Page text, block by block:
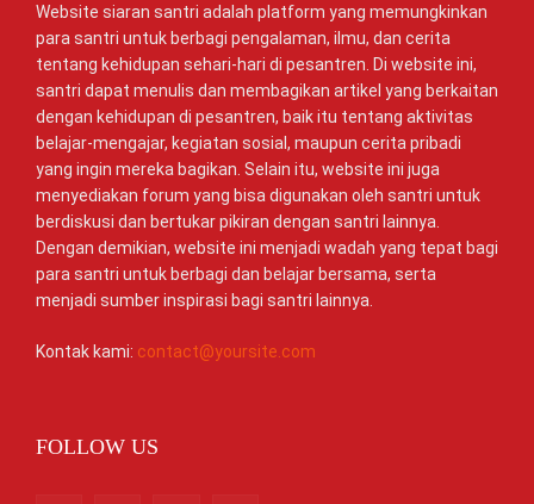
Website siaran santri adalah platform yang memungkinkan
para santri untuk berbagi pengalaman, ilmu, dan cerita
tentang kehidupan sehari-hari di pesantren. Di website ini,
santri dapat menulis dan membagikan artikel yang berkaitan
dengan kehidupan di pesantren, baik itu tentang aktivitas
belajar-mengajar, kegiatan sosial, maupun cerita pribadi
yang ingin mereka bagikan. Selain itu, website ini juga
menyediakan forum yang bisa digunakan oleh santri untuk
berdiskusi dan bertukar pikiran dengan santri lainnya.
Dengan demikian, website ini menjadi wadah yang tepat bagi
para santri untuk berbagi dan belajar bersama, serta
menjadi sumber inspirasi bagi santri lainnya.
Kontak kami: contact@yoursite.com
FOLLOW US